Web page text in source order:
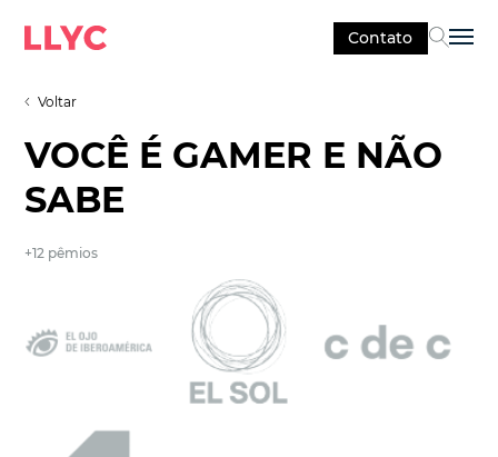
Contato
Voltar
VOCÊ É GAMER E NÃO
SABE
+12 pêmios